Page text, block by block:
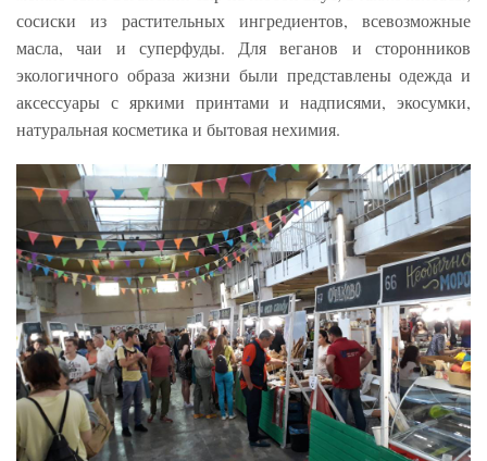
сосиски из растительных ингредиентов, всевозможные
масла, чаи и суперфуды. Для веганов и сторонников
экологичного образа жизни были представлены одежда и
аксессуары с яркими принтами и надписями, экосумки,
натуральная косметика и бытовая нехимия.